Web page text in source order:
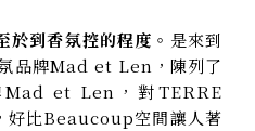
於到香氛控的程度。 是來到
品牌Mad et Len，陳列了
et Len，對TERRE
好比Beaucoup空間讓人著